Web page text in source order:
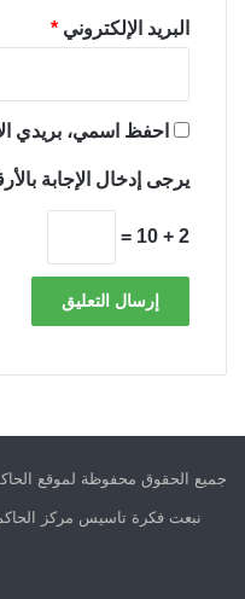
البريد الإلكتروني *
احفظ اسمي، بريدي
يرجى إدخال الإجابة
2 + 10 =
جميع الحقوق محفوظة لموقع الحاكم -
نبعت فكرة تاسيس مركز